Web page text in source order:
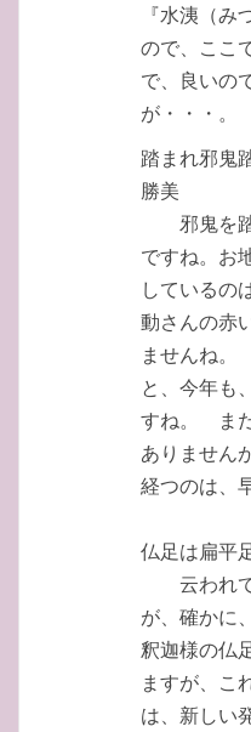
『水洟（
ので、ここ
で、良いの
が・・・。
踏まれ邪鬼
勝美
邪鬼を踏
ですね。お
しているの
動さんの赤
ませんね。
と、今年も
すね。 ま
ありません
経つのは、
仏足は扁平
云われて
が、確かに
釈迦様の仏
ますが、こ
は、新しい